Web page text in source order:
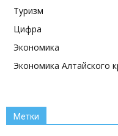
Туризм
Цифра
Экономика
Экономика Алтайского
Метки